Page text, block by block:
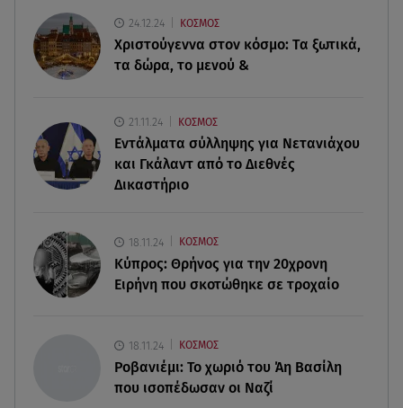
Παρουσιάστρια κοιμήθηκε on air και έγινε viral-
Δείτε το στιγμιότυπο
07.08.26 , 11:13
07.08.26 , 11:02
Καινούργιου - Κουτσουμπής: Αγκαλιασμένοι στα
σοκάκια της Μυκόνου
07.08.26 , 11:02
Ταϊλάνδη: Μαθητής άνοιξε πυρ σε σχολείο -
Τουλάχιστον 8 νεκροί
Μαρία Μενούνος: Τα στιγμιότυπα με ελληνικό
άρωμα και ο απολογισμός
24.12.24 ΚΟΣΜΟΣ
Χριστούγεννα στον κόσμο: Tα ξωτικά,
τα δώρα, το μενού &
21.11.24 ΚΟΣΜΟΣ
Εντάλματα σύλληψης για Νετανιάχου
και Γκάλαντ από το Διεθνές
Δικαστήριο
18.11.24 ΚΟΣΜΟΣ
Κύπρος: Θρήνος για την 20χρονη
Ειρήνη που σκοτώθηκε σε τροχαίο
18.11.24 ΚΟΣΜΟΣ
Ροβανιέμι: Το χωριό του Άη Βασίλη
που ισοπέδωσαν οι Ναζί